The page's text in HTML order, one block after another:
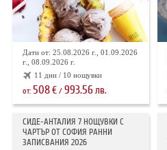
Дати от: 25.08.2026 г., 01.09.2026
г., 08.09.2026 г.
11 дни / 10 нощувки
от: 508€/ 993.56лв.
СИДЕ-АНТАЛИЯ 7 НОЩУВКИ С
ЧАРТЪР OT СОФИЯ РАННИ
ЗАПИСВАНИЯ 2026